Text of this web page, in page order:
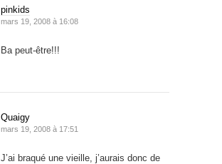
pinkids
mars 19, 2008 à 16:08
Ba peut-être!!!
Quaigy
mars 19, 2008 à 17:51
J’ai braqué une vieille, j’aurais donc de